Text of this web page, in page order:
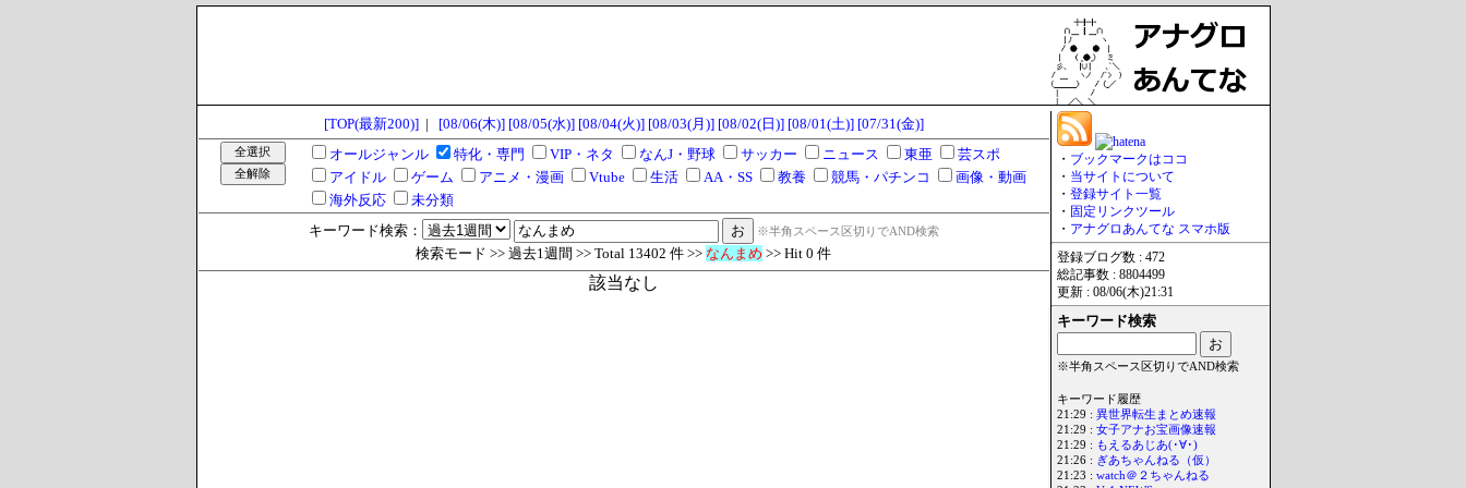
[TOP(最新200)]| [08/06(木)] [08/05(水)] [08/04(火)] [08/03(月)] [08/02(日)] [08/01(土)] [07/31(金)]
オールジャンル
特化・専門 VIP・ネタ なんJ・野球 サッカー ニュース 東亜
芸スポ
アイドル
ゲーム アニメ・漫画 Vtube 生活 AA・SS 教養 競馬・パチンコ
画像・動画
海外反応
未分類
キーワード検索：
※半角スペース区切りでAND検索
検索モード >> 過去1週間 >> Total 13402 件 >> なんまめ >> Hit 0 件
該当なし
・ ブックマークはココ
・ 当サイトについて
・ 登録サイト一覧
・ 固定リンクツール
・ アナグロあんてな スマホ版
登録ブログ数 : 472
総記事数 : 8804499
更新 : 08/06(木)21:31
キーワード検索
※半角スペース区切りでAND検索
キーワード履歴
21:29 : 異世界転生まとめ速報
21:29 : 女子アナお宝画像速報
21:29 : もえるあじあ(･∀･)
21:26 : ぎあちゃんねる（仮）
21:23 : watch＠２ちゃんねる